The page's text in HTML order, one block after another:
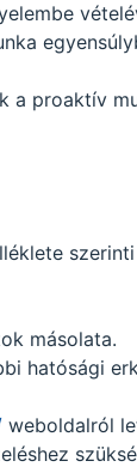
a proaktív
másolata.
hatósági
weboldalról